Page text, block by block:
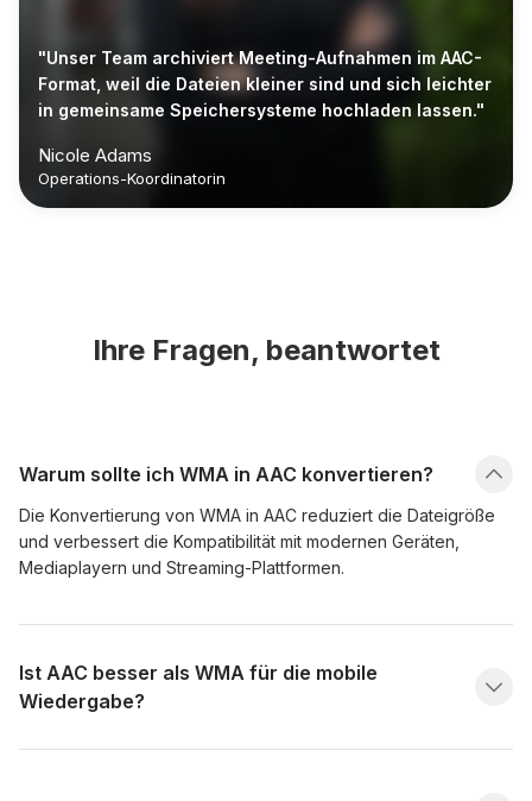
"Unser Team archiviert Meeting-Aufnahmen im AAC-
Format, weil die Dateien kleiner sind und sich leichter
in gemeinsame Speichersysteme hochladen lassen."
Nicole Adams
Operations-Koordinatorin
Ihre Fragen, beantwortet
Warum sollte ich WMA in AAC konvertieren?
Die Konvertierung von WMA in AAC reduziert die Dateigröße
und verbessert die Kompatibilität mit modernen Geräten,
Mediaplayern und Streaming-Plattformen.
Ist AAC besser als WMA für die mobile
Wiedergabe?